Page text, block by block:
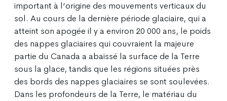
important à l’origine des mouvements verticaux du
sol. Au cours de la dernière période glaciaire, qui a
atteint son apogée il y a environ 20 000 ans, le poids
des nappes glaciaires qui couvraient la majeure
partie du Canada a abaissé la surface de la Terre
sous la glace, tandis que les régions situées près
des bords des nappes glaciaires se sont soulevées.
Dans les profondeurs de la Terre, le matériau du